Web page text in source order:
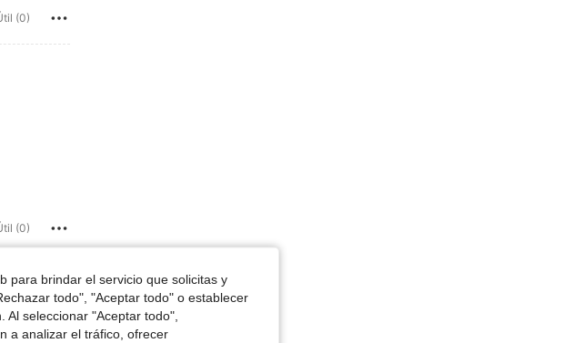
(0)
(0)
para brindar el servicio que solicitas y
todo", "Aceptar todo" o establecer
seleccionar "Aceptar todo",
a analizar el tráfico, ofrecer